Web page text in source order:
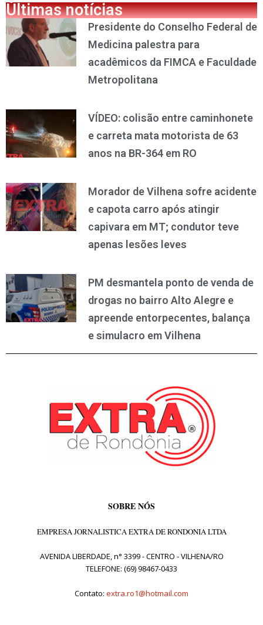
Últimas notícias
Presidente do Conselho Federal de
Medicina palestra para
acadêmicos da FIMCA e Faculdade
Metropolitana
VÍDEO: colisão entre caminhonete
e carreta mata motorista de 63
anos na BR-364 em RO
Morador de Vilhena sofre acidente
e capota carro após atingir
capivara em MT; condutor teve
apenas lesões leves
PM desmantela ponto de venda de
drogas no bairro Alto Alegre e
apreende entorpecentes, balança
e simulacro em Vilhena
SOBRE NÓS
EMPRESA JORNALISTICA EXTRA DE RONDONIA LTDA
AVENIDA LIBERDADE, n° 3399 - CENTRO - VILHENA/RO
TELEFONE: (69) 98467-0433
Contato: extra.ro1@hotmail.com